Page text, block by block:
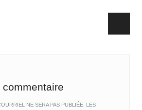
NE SERA PAS PUBLIÉE. LES